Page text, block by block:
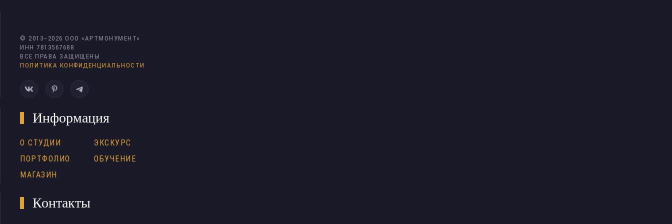
© 2013– 2026 ООО «АРТМОНУМЕНТ»
ИНН 7813567688
ВСЕ ПРАВА ЗАЩИЩЕНЫ
ПОЛИТИКА КОНФИДЕНЦИАЛЬНОСТИ
Информация
О СТУДИИ
ПОРТФОЛИО
МАГАЗИН
ЭКСКУРС
ОБУЧЕНИЕ
Контакты